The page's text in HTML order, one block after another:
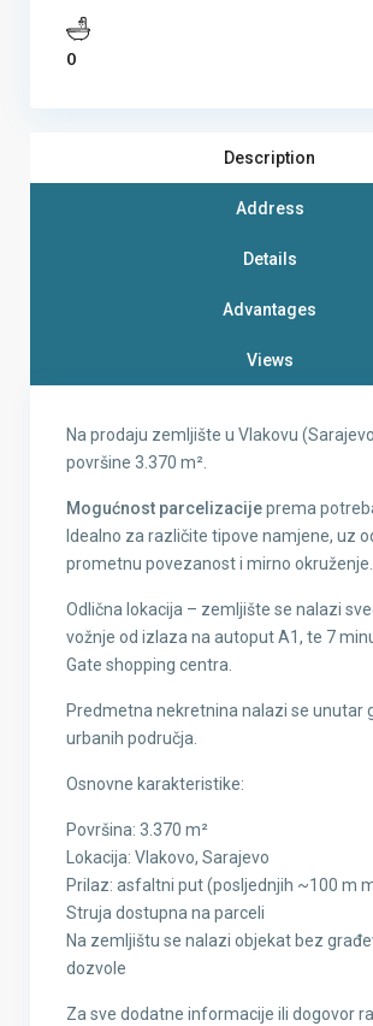
0
Description
Address
Details
Advantages
Views
Na prodaju zemljište u Vlakovu
površine 3.370 m².
Mogućnost parcelizacijeprema
Idealno za različite tipove namjene, uz
prometnu povezanost i mirno okruženje.
Odlična lokacija – zemljište se nalazi
vožnje od izlaza na autoput A1, te 7
Gate shopping centra.
Predmetna nekretnina nalazi se unutar
urbanih područja.
Osnovne karakteristike:
Površina: 3.370 m²
Lokacija: Vlakovo, Sarajevo
Prilaz: asfaltni put (posljednjih ~100 m
Struja dostupna na parceli
Na zemljištu se nalazi objekat bez
dozvole
Za sve dodatne informacije ili dogovor